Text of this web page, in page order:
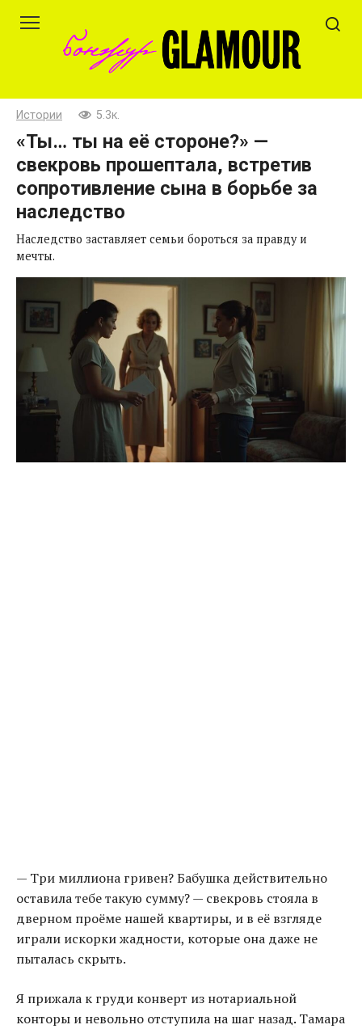
Истории 5.3к.
«Ты… ты на её стороне?» —
свекровь прошептала, встретив
сопротивление сына в борьбе за
наследство
Наследство заставляет семьи бороться за правду и
мечты.
— Три миллиона гривен? Бабушка действительно
оставила тебе такую сумму? — свекровь стояла в
дверном проёме нашей квартиры, и в её взгляде
играли искорки жадности, которые она даже не
пыталась скрыть.
Я прижала к груди конверт из нотариальной
конторы и невольно отступила на шаг назад. Тамара